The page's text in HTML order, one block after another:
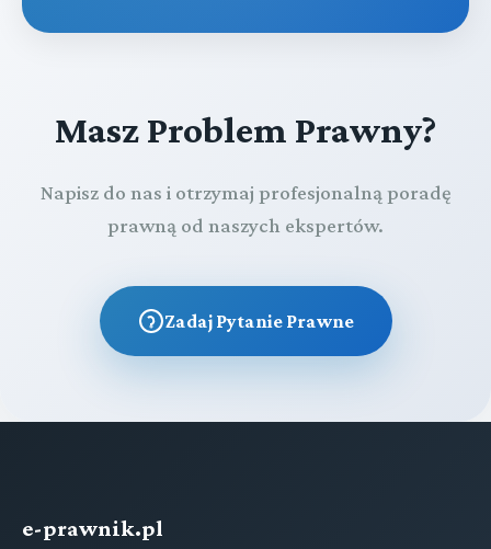
Masz Problem Prawny?
Napisz do nas i otrzymaj profesjonalną poradę
prawną od naszych ekspertów.
Zadaj Pytanie Prawne
e-prawnik.pl